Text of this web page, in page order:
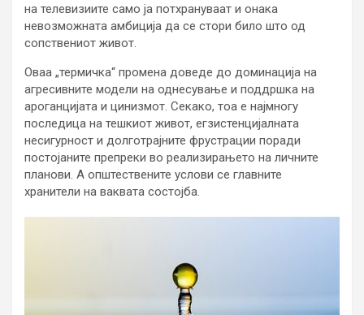
на телевизиите само ја потхрануваат и онака
невозможната амбиција да се стори било што од
сопствениот живот.
Оваа „термичка“ промена доведе до доминација на
агресивните модели на однесување и поддршка на
ароганцијата и цинизмот. Секако, тоа е најмногу
последица на тешкиот живот, егзистенцијалната
несигурност и долготрајните фрустрации поради
постојаните препреки во реализирањето на личните
планови. А општествените услови се главните
хранители на ваквата состојба.